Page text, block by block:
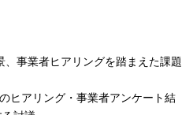
事業者ヒアリングを踏まえた課題
ヒアリング・事業者アンケート結